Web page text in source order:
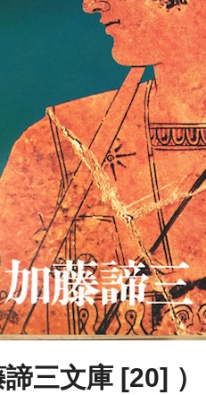
三文庫 [20] ）